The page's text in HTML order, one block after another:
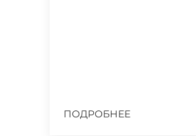
ПОДРОБНЕЕ